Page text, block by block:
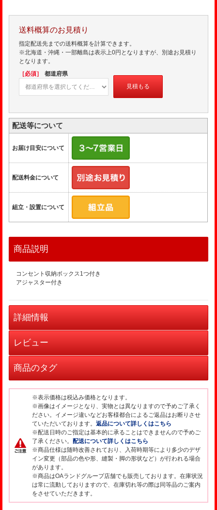
送料概算のお見積り
指定配送先までの送料概算を計算できます。
※北海道・沖縄・一部離島は表示上0円となりますが、別途お見積り
となります。
［必須］
都道府県
見積もる
配送等について
お届け目安について
配送料金について
組立・設置について
商品説明
コンセント収納ボックス1つ付き
アジャスター付き
詳細情報
レビュー
商品のタグ
※表示価格は税込み価格となります。
※画像はイメージとなり、実物とは異なりますので予めご了承く
ださい。イメージ違いなどお客様都合によるご返品はお断りさせ
ていただいております。返品について詳しくはこちら
※配送日時のご指定は基本的に承ることはできませんので予めご
了承ください。 配送について詳しくはこちら
※商品仕様は随時改善されており、入荷時期等により多少のデザ
イン変更（部品の色や形、縫製・脚の形状など）が行われる場合
があります。
※商品はOAランドグループ店舗でも販売しております。在庫状況
は常に流動しておりますので、在庫切れ等の際は同等品のご案内
をさせていただきます。